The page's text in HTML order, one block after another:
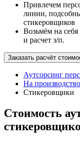
Привлечем
линии,
стикеровщиков
Возьмём на себя
и расчет з/п.
Заказать расчёт
Аутсорсинг
На производство
Стикеровщики
Стоимость